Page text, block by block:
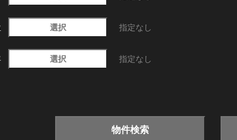
選択 指定なし
選択 指定なし
物件検索